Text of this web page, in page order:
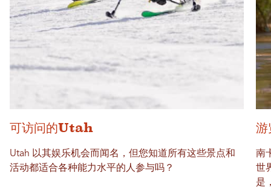
可访问的Utah
Utah 以其娱乐机会而闻名，但您知道所有这些景点和
活动都适合各种能力水平的人参与吗？
南
世
是